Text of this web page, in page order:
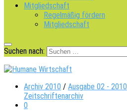
Mitgliedschaft
Regelmäßig fördern
Mitgliedschaft
Suchen nach:
Archiv 2010 / Ausgabe 02 - 2010
Zeitschriftenarchiv
0